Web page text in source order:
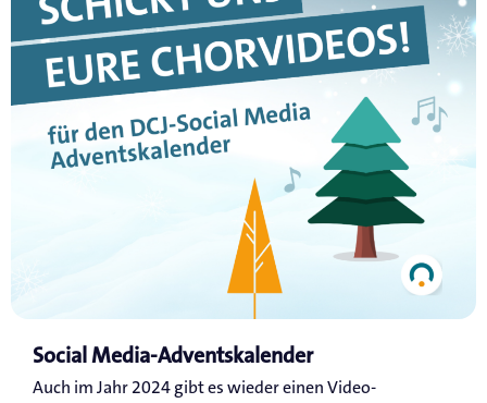
Social Media-Adventskalender
Auch im Jahr 2024 gibt es wieder einen Video-